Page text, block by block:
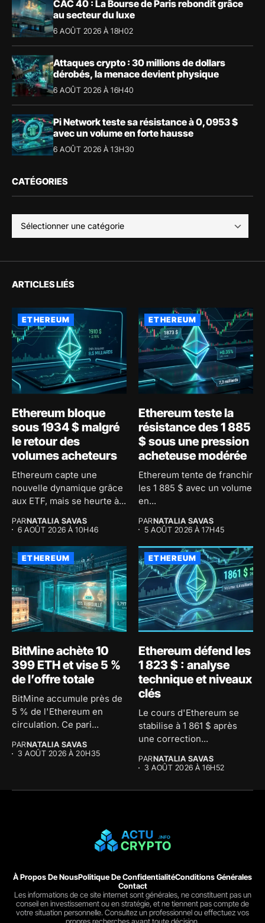
CAC 40 : La Bourse de Paris rebondit grâce
au secteur du luxe
6 AOÛT 2026 À 18H02
Attaques crypto : 30 millions de dollars
dérobés, la menace devient physique
6 AOÛT 2026 À 16H40
Pi Network teste sa résistance à 0,0953 $
avec un volume en forte hausse
6 AOÛT 2026 À 13H30
CATÉGORIES
ARTICLES LIÉS
ETHEREUM
Ethereum bloque
sous 1934 $ malgré
le retour des
volumes acheteurs
Ethereum capte une
nouvelle dynamique grâce
aux ETF, mais se heurte à...
PARNATALIA SAVAS
6 AOÛT 2026 À 10H46
ETHEREUM
Ethereum teste la
résistance des 1 885
$ sous une pression
acheteuse modérée
Ethereum tente de franchir
les 1 885 $ avec un volume
en...
PARNATALIA SAVAS
5 AOÛT 2026 À 17H45
ETHEREUM
BitMine achète 10
399 ETH et vise 5 %
de l’offre totale
BitMine accumule près de
5 % de l'Ethereum en
circulation. Ce pari...
PARNATALIA SAVAS
3 AOÛT 2026 À 20H35
ETHEREUM
Ethereum défend les
1 823 $ : analyse
technique et niveaux
clés
Le cours d'Ethereum se
stabilise à 1 861 $ après
une correction...
PARNATALIA SAVAS
3 AOÛT 2026 À 16H52
À Propos De NousPolitique De ConfidentialitéConditions Générales
Contact
Les informations de ce site internet sont générales, ne constituent pas un
conseil en investissement ou en stratégie, et ne tiennent pas compte de
votre situation personnelle. Consultez un professionnel ou effectuez vos